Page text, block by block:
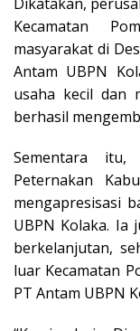
Kecamatan
masyarakat di
Antam UBPN
usaha kecil dan
berhasil
Sementara
Peternakan
mengapresisasi
UBPN Kolaka. Ia
berkelanjutan,
luar Kecamatan
PT Antam UBPN